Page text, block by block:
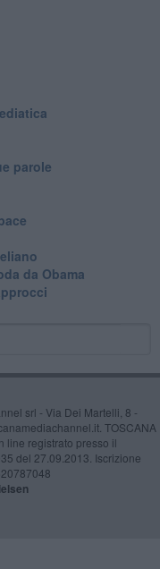
parole
da Obama
srl - Via Dei Martelli, 8 -
TOSCANA
line registrato presso il
del 27.09.2013. Iscrizione